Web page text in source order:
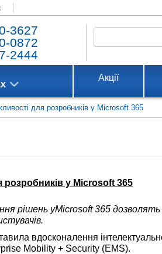
3627
0872
2444
Акції
для розробників у Microsoft 365
у Microsoft 365
рішень уMicrosoft365 дозволять
вдосконалення
Mobility + Security (EMS).